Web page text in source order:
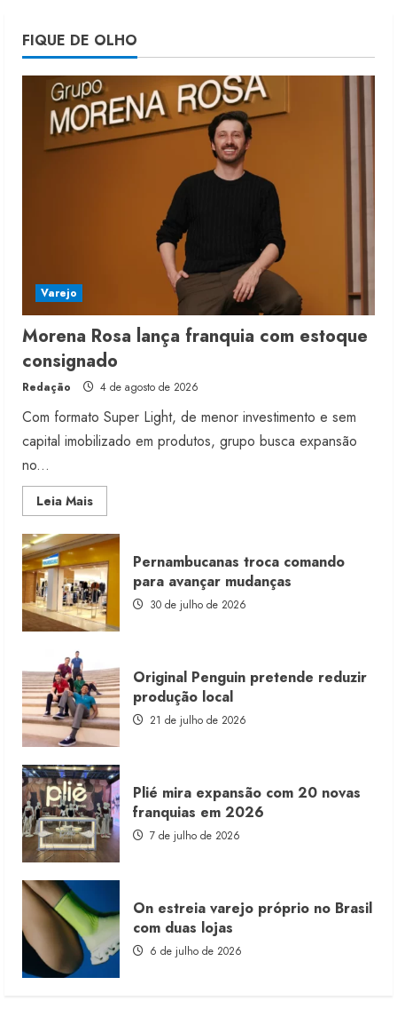
5
Projeto testa passaporte digital na
moda nacional
4 de agosto de 2026
FIQUE DE OLHO
Varejo
Morena Rosa lança franquia com estoque
consignado
Redação 4 de agosto de 2026
Com formato Super Light, de menor investimento e sem
capital imobilizado em produtos, grupo busca expansão
no...
Leia MaisRead
more
Morena
Rosa
lança
franquia
com
estoque
consignado
Pernambucanas troca comando
para avançar mudanças
30 de julho de 2026
Original Penguin pretende reduzir
produção local
21 de julho de 2026
Plié mira expansão com 20 novas
franquias em 2026
7 de julho de 2026
On estreia varejo próprio no Brasil
com duas lojas
6 de julho de 2026